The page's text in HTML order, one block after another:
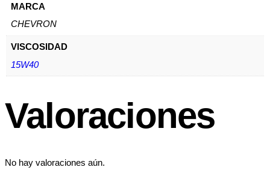
MARCA
CHEVRON
VISCOSIDAD
15W40
Valoraciones
No hay valoraciones aún.